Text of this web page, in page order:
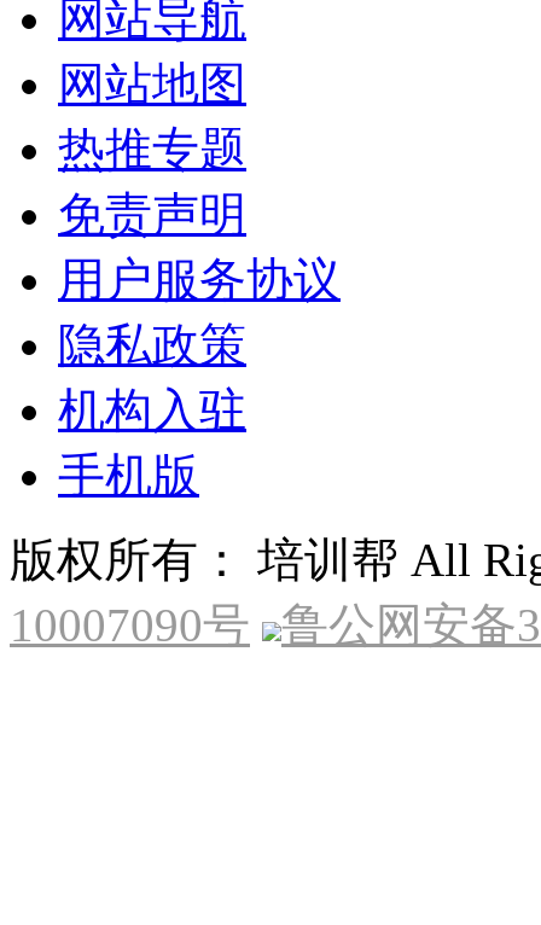
网站导航
网站地图
热推专题
免责声明
用户服务协议
隐私政策
机构入驻
手机版
版权所有： 培训帮 All
10007090号
鲁公网安备